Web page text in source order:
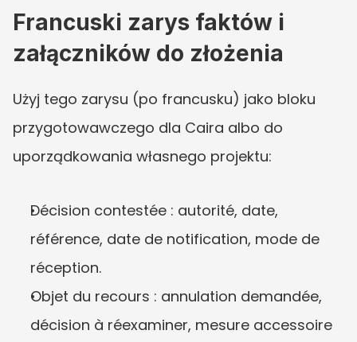
Francuski zarys faktów i
załączników do złożenia
Użyj tego zarysu (po francusku) jako bloku
przygotowawczego dla Caira albo do
uporządkowania własnego projektu:
Décision contestée : autorité, date,
référence, date de notification, mode de
réception.
Objet du recours : annulation demandée,
décision à réexaminer, mesure accessoire